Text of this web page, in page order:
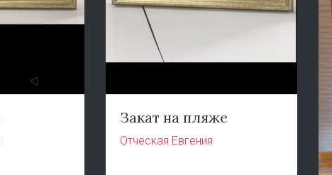
Закат на пляже
Отческая Евгения